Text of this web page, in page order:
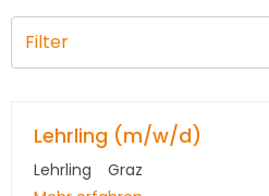
Filter
Lehrling (m/w/d)
Lehrling
Graz